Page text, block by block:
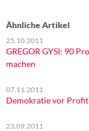
Ähnliche Artikel
25.10.2011
GREGOR GYSI: 90
machen
07.11.2011
Demokratie vor Profit
23.09.2011